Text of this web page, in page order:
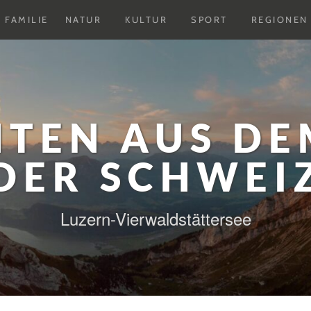
FAMILIE NATUR
Untermenu
KULTUR
Untermenu
SPORT
Untermenu
REGIONEN
AUS
Luzern-Vierwaldstättersee